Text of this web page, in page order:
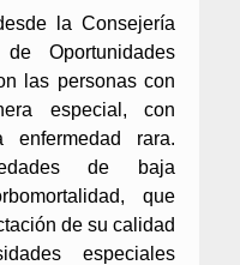
la Consejería
Oportunidades
las personas con
especial, con
rara.
de baja
que
de su calidad
especiales